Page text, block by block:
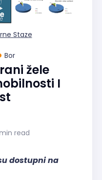
Staze
Bor
žele
I
read
dostupni na